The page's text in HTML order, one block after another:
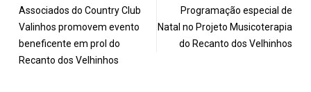
Associados do Country Club
Valinhos promovem evento
beneficente em prol do
Recanto dos Velhinhos
Programação especial de
Natal no Projeto Musicoterapia
do Recanto dos Velhinhos